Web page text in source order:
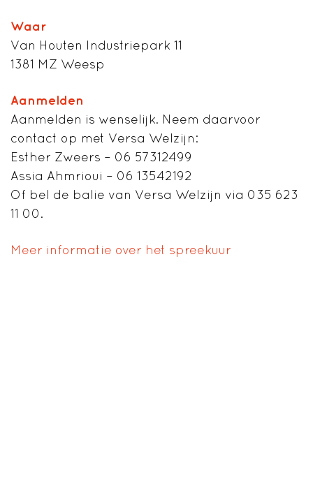
Waar
Van Houten Industriepark 11
1381 MZ Weesp
Aanmelden
Aanmelden is wenselijk. Neem daarvoor
contact op met Versa Welzijn:
Esther Zweers – 06 57312499
Assia Ahmrioui – 06 13542192
Of bel de balie van Versa Welzijn via 035 623
11 00.
Meer informatie over het spreekuur